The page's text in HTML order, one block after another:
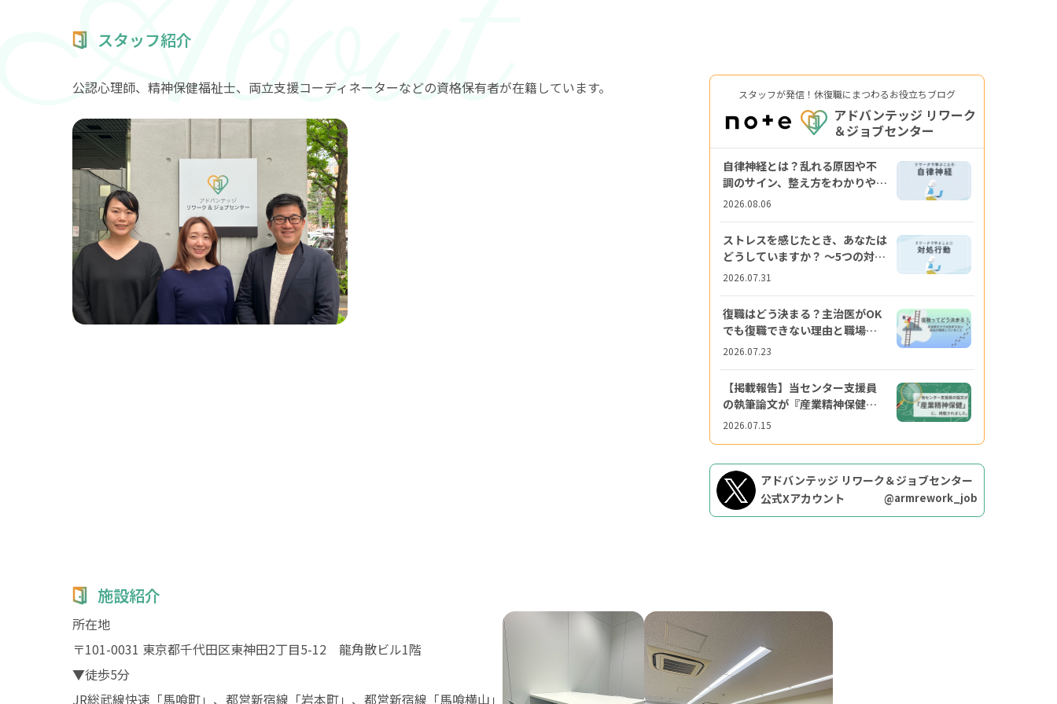
スタッフ紹介
公認心理師、精神保健福祉士、両立支援コーディネーターなどの資格保有者が在籍しています。 スタッフが発信！休復職にまつわるお役立ちブログ
アドバンテッジ リワーク
＆ジョブセンター
2026.08.06
自律神経とは？乱れる原因や不
調のサイン、整え方をわかりやす
く解説
2026.07.31
ストレスを感じたとき、あなたは
どうしていますか？ ～5つの対処
行動を知ろう～
2026.07.23
復職はどう決まる？主治医がOK
でも復職できない理由と職場復
帰までの流れ
2026.07.15
【掲載報告】当センター支援員
の執筆論文が『産業精神保健』
に掲載されました
アドバンテッジ リワーク＆ジョブセンター
公式Xアカウント
@armrework_job
施設紹介
所在地
〒101-0031 東京都千代田区東神田2丁目5-12 龍角散ビル1階
▼徒歩5分
JR総武線快速「馬喰町」、都営新宿線「岩本町」、都営新宿線「馬喰横山」